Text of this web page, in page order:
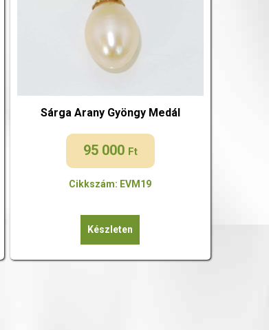
Sárga Arany Gyöngy Medál
95 000 Ft
Cikkszám: EVM19
Készleten